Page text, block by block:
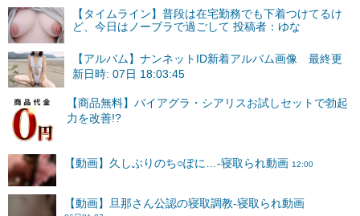
【タイムライン】普段は在宅勤務でも下着つけてるけ
ど、今日はノーブラで過ごして 投稿者：ゆな
【アルバム】ナンネットID新着アルバム画像 最終更
新日時: 07日 18:03:45